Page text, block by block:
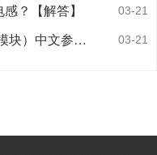
？【解答】 03-21
IKW75N60T（英飞凌 IGBT管/模块）中文参数引脚图 03-21